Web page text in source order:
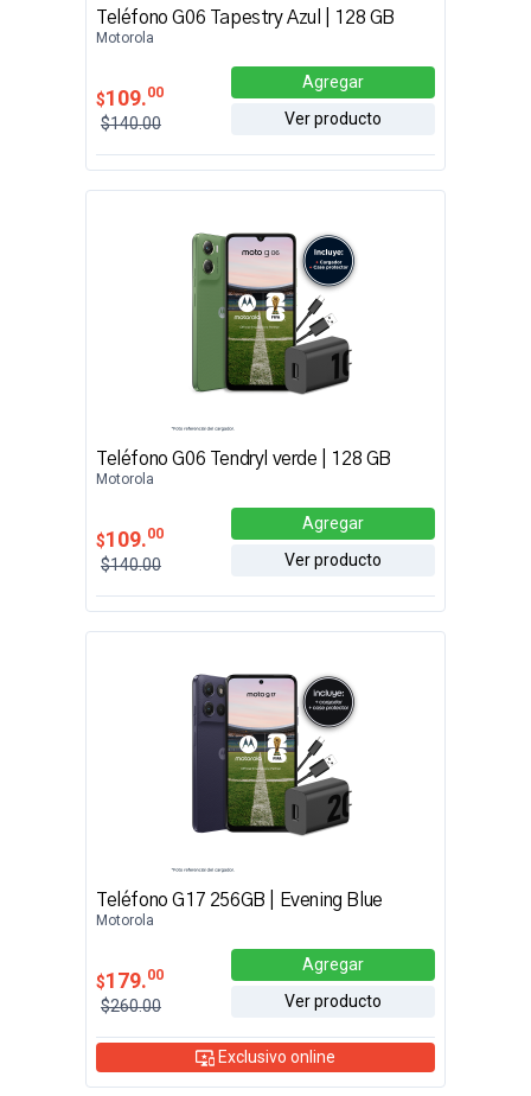
Teléfono G06 Tapestry Azul | 128 GB
Motorola
$109.00
$140.00
Agregar
Ver producto
Teléfono G06 Tendryl verde | 128 GB
Motorola
$109.00
$140.00
Agregar
Ver producto
Teléfono G17 256GB | Evening Blue
Motorola
$179.00
$260.00
Agregar
Ver producto
Exclusivo online